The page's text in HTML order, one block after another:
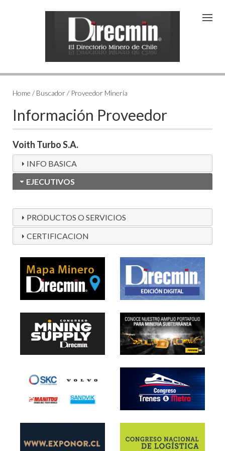
Home / Buscador / Proveedor Minería
Información Proveedor
Voith Turbo S.A.
INFO BASICA
EJECUTIVOS
PRODUCTOS O SERVICIOS
CERTIFICACION